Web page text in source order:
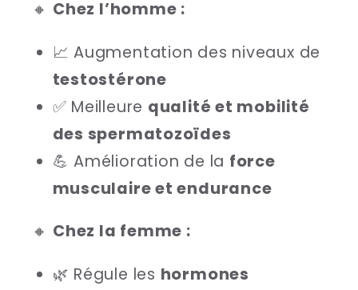
🔸 Chez l’homme :
📈 Augmentation des niveaux de
testostérone
✅ Meilleure qualité et mobilité
des spermatozoïdes
💪 Amélioration de la force
musculaire et endurance
🔸 Chez la femme :
🌿 Régule les hormones